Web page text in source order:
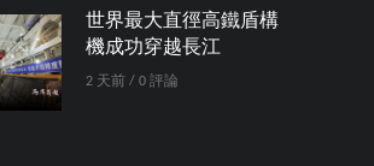
世界最大直徑高鐵盾構
機成功穿越長江
2 天前 / 0 評論